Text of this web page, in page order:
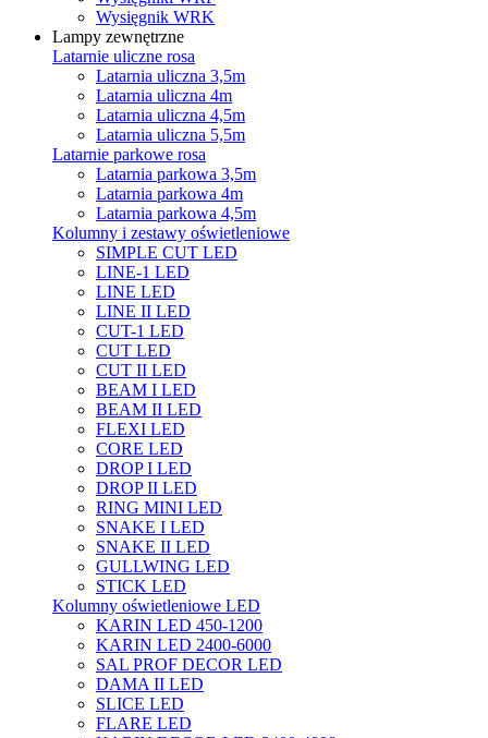
Wysięgnik WRK
Lampy zewnętrzne
Latarnie uliczne rosa
Latarnia uliczna 3,5m
Latarnia uliczna 4m
Latarnia uliczna 4,5m
Latarnia uliczna 5,5m
Latarnie parkowe rosa
Latarnia parkowa 3,5m
Latarnia parkowa 4m
Latarnia parkowa 4,5m
Kolumny i zestawy oświetleniowe
SIMPLE CUT LED
LINE-1 LED
LINE LED
LINE II LED
CUT-1 LED
CUT LED
CUT II LED
BEAM I LED
BEAM II LED
FLEXI LED
CORE LED
DROP I LED
DROP II LED
RING MINI LED
SNAKE I LED
SNAKE II LED
GULLWING LED
STICK LED
Kolumny oświetleniowe LED
KARIN LED 450-1200
KARIN LED 2400-6000
SAL PROF DECOR LED
DAMA II LED
SLICE LED
FLARE LED